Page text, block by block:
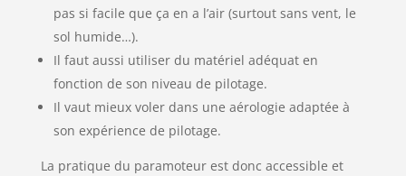
pas si facile que ça en a l’air (surtout sans vent, le
sol humide…).
Il faut aussi utiliser du matériel adéquat en
fonction de son niveau de pilotage.
Il vaut mieux voler dans une aérologie adaptée à
son expérience de pilotage.
La pratique du paramoteur est donc accessible et